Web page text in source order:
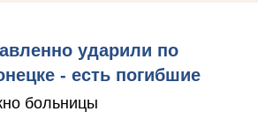
ударили по
- есть погибшие
больницы